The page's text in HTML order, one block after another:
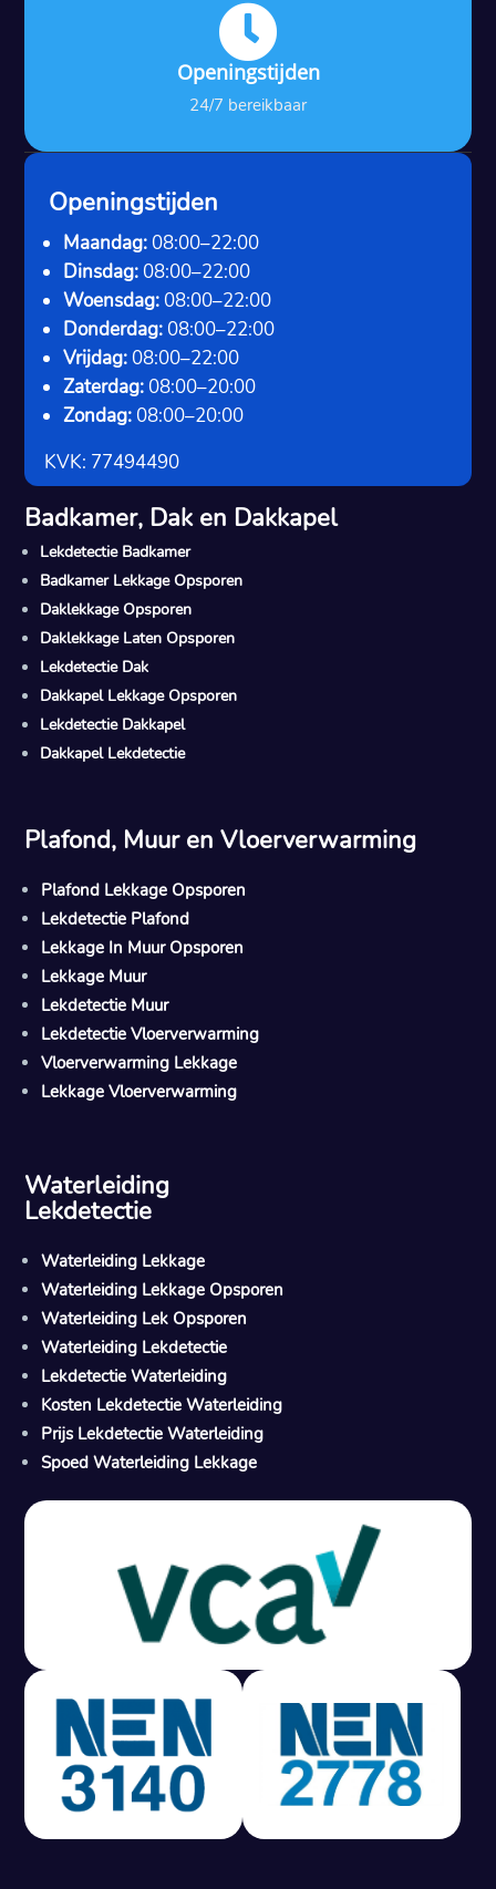

Openingstijden
24/7 bereikbaar
M
Gratis offerte in 24 uur
Geen lekkage? Geen betaling.
Vast tarief van € 395,- exc btw.
Rapport binnen 3 werkdagen.
100% RIsicovrij.
Vaak vergoed door verzekeraar.
Openingstijden
Maandag: 08:00–22:00
Dinsdag: 08:00–22:00
Woensdag: 08:00–22:00
Donderdag: 08:00–22:00
Vrijdag: 08:00–22:00
Zaterdag: 08:00–20:00
Zondag: 08:00–20:00
KVK: 77494490
Badkamer, Dak en Dakkapel
Lekdetectie Badkamer
Badkamer Lekkage Opsporen
Daklekkage Opsporen
Daklekkage Laten Opsporen
Lekdetectie Dak
Dakkapel Lekkage Opsporen
Lekdetectie Dakkapel
Dakkapel Lekdetectie
Plafond, Muur en Vloerverwarming
Plafond Lekkage Opsporen
Lekdetectie Plafond
Lekkage In Muur Opsporen
Lekkage Muur
Lekdetectie Muur
Lekdetectie Vloerverwarming
Vloerverwarming Lekkage
Lekkage Vloerverwarming
Waterleiding
Lekdetectie
Waterleiding Lekkage
Waterleiding Lekkage Opsporen
Waterleiding Lek Opsporen
Waterleiding Lekdetectie
Lekdetectie Waterleiding
Kosten Lekdetectie Waterleiding
Prijs Lekdetectie Waterleiding
Spoed Waterleiding Lekkage